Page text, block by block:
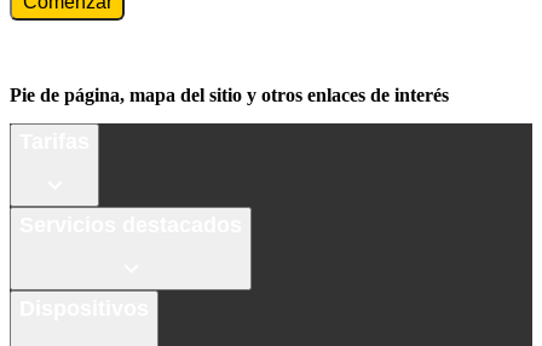
Pie de página, mapa del sitio y otros enlaces de interés